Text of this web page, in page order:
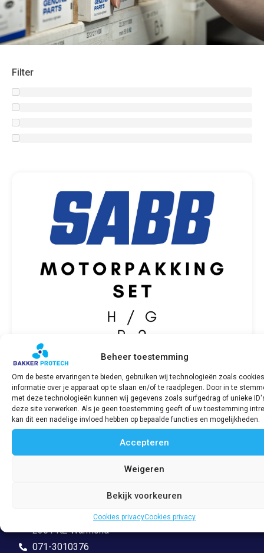
Beheer toestemming
Om de beste ervaringen te bieden, gebruiken wij technologieën zoals
informatie over je apparaat op te slaan en/of te raadplegen. Door in te
met deze technologieën kunnen wij gegevens zoals surfgedrag of unieke
deze site verwerken. Als je geen toestemming geeft of uw toestemming
kan dit een nadelige invloed hebben op bepaalde functies en mogelijkheden.
Accepteren
Weigeren
Bekijk voorkeuren
Cookies privacyCookies privacy
Filter
Motorpakkingset SABB H & G P-02
€ 296,23 incl. BTW
2361 KZ Warmond
071-3010376